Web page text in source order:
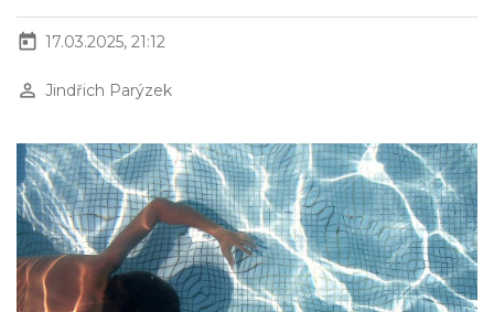
today 17.03.2025, 21:12
perm_identity Jindřich Parýzek